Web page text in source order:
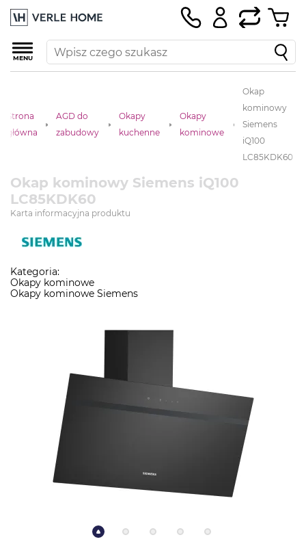
MENU
Strona
główna
AGD do
zabudowy
Okapy
kuchenne
Okapy
kominowe
Okap
kominowy
Siemens
iQ100
LC85KDK60
Okap kominowy Siemens iQ100
LC85KDK60
Karta informacyjna produktu
Kategoria:
Okapy kominowe
Okapy kominowe Siemens